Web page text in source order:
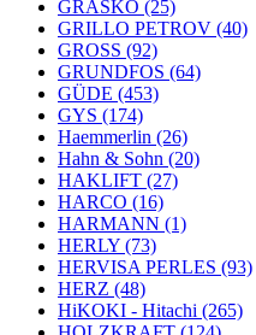
GRASKO (25)
GRILLO PETROV (40)
GROSS (92)
GRUNDFOS (64)
GÜDE (453)
GYS (174)
Haemmerlin (26)
Hahn & Sohn (20)
HAKLIFT (27)
HARCO (16)
HARMANN (1)
HERLY (73)
HERVISA PERLES (93)
HERZ (48)
HiKOKI - Hitachi (265)